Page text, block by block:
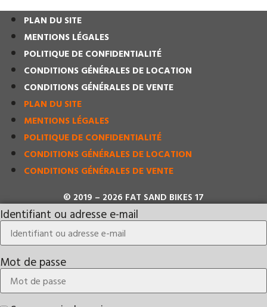
PLAN DU SITE
MENTIONS LÉGALES
POLITIQUE DE CONFIDENTIALITÉ
CONDITIONS GÉNÉRALES DE LOCATION
CONDITIONS GÉNÉRALES DE VENTE
PLAN DU SITE
MENTIONS LÉGALES
POLITIQUE DE CONFIDENTIALITÉ
CONDITIONS GÉNÉRALES DE LOCATION
CONDITIONS GÉNÉRALES DE VENTE
© 2019 – 2026 FAT SAND BIKES 17
Identifiant ou adresse e-mail
Mot de passe